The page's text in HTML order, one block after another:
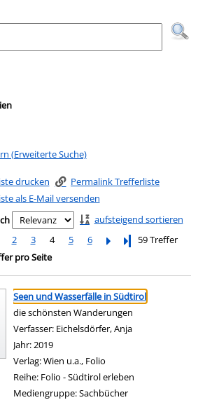
Medienart nach der Sie
(Erweiterte Suche)
drucken
Permalink Trefferliste
als E-Mail versenden
aufsteigend sortieren
2 3 4 5 6 Letzte Seite
59 Treffer
pro Seite
springen
Seen und Wasserfälle in Südtirol
die schönsten Wanderungen
Verfasser: Eichelsdörfer, Anja
Jahr:2019
Verlag:Wien u.a., Folio
Reihe: Folio - Südtirol erleben
Mediengruppe:Sachbücher